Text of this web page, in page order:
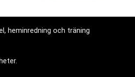
heminredning och träning